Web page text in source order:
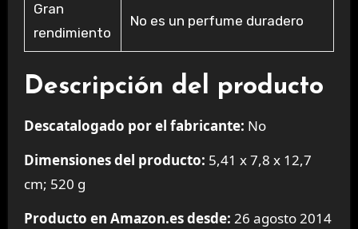
Gran
rendimiento
No es un perfume duradero
Descripción del producto
Descatalogado por el fabricante: No
Dimensiones del producto: 5,41 x 7,8 x 12,7
cm; 520 g
Producto en Amazon.es desde: 26 agosto 2014